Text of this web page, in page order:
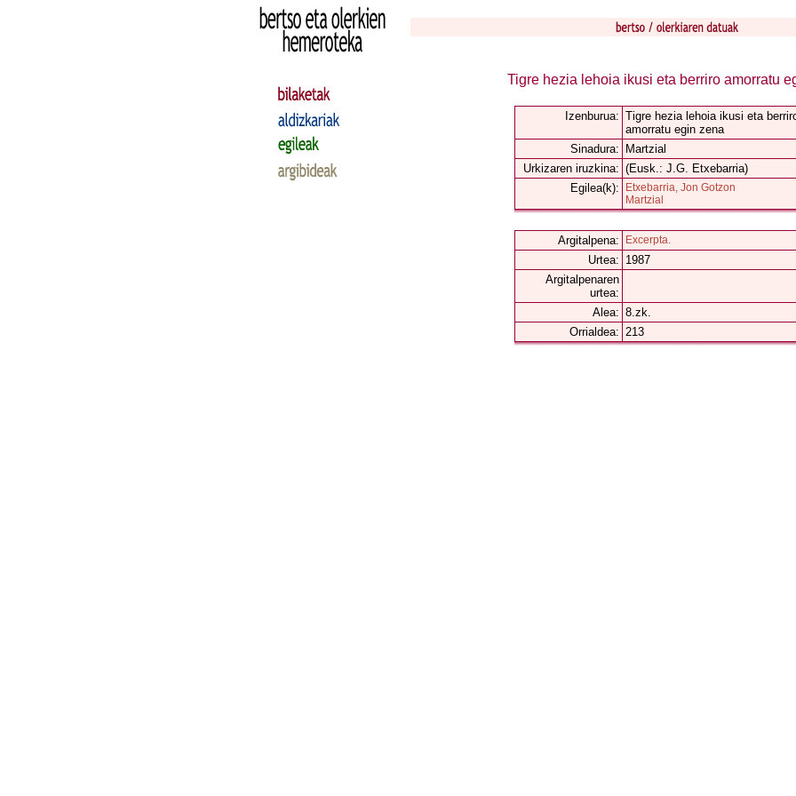
Tigre hezia lehoia ikusi eta berriro amorratu
Izenburua: Tigre hezia lehoia ikusi eta
amorratu egin zena
Sinadura:
Martzial
Urkizaren iruzkina: (Eusk.: J.G. Etxebarria)
Egilea(k):
Etxebarria, Jon Gotzon
Martzial
Argitalpena: Excerpta.
Urtea: 1987
Argitalpenaren
urtea:
Alea: 8.zk.
Orrialdea: 213